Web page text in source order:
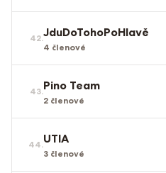
42.JduDoTohoPoHlavě
4 členové
43.Pino Team
2 členové
44.UTIA
3 členové